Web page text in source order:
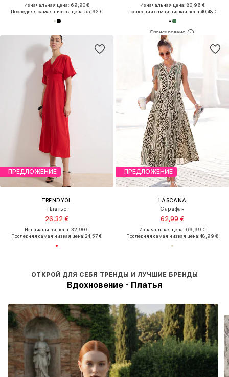
Изначальная цена: 69,90 €
Последняя самая низкая цена:55,92 €
Изначальная цена: 80,96 €
Последняя самая низкая цена:40,48 €
ПРЕДЛОЖЕНИЕ
TRENDYOL
Платье
26,32 €
Изначальная цена: 32,90 €
Последняя самая низкая цена:24,57 €
ПРЕДЛОЖЕНИЕ
LASCANA
Сарафан
62,99 €
Изначальная цена: 69,99 €
Последняя самая низкая цена:48,99 €
ОТКРОЙ ДЛЯ СЕБЯ ТРЕНДЫ И ЛУЧШИЕ БРЕНДЫ
Вдохновение - Платья